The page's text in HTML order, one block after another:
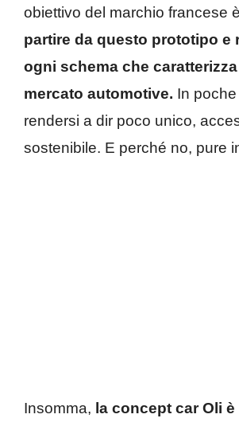
obiettivo del marchio francese
partire da questo prototipo e
ogni schema che
mercato automotive. In
rendersi a dir poco unico,
sostenibile. E perché no, pure
Insomma, la concept car Oli